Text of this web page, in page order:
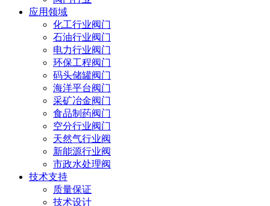
应用领域
化工行业阀门
石油行业阀门
电力行业阀门
环保工程阀门
码头储罐阀门
海洋平台阀门
采矿冶金阀门
食品制药阀门
空分行业阀门
天然气行业阀
新能源行业阀
市政水处理阀
技术支持
质量保证
技术设计